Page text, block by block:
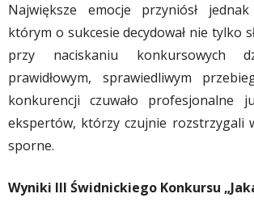
​Największe emocje przyniósł
którym o sukcesie decydował nie tylko
przy naciskaniu konkursowych
prawidłowym, sprawiedliwym
konkurencji czuwało profesjonalne
ekspertów, którzy czujnie rozstrzygali
sporne.
​Wyniki III Świdnickiego Konkursu